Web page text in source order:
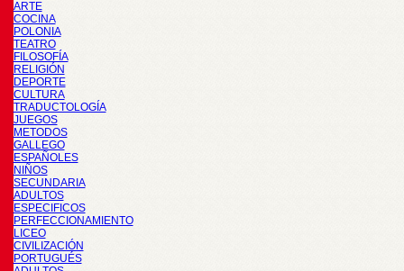
ARTE
COCINA
POLONIA
TEATRO
FILOSOFÍA
RELIGIÓN
DEPORTE
CULTURA
TRADUCTOLOGÍA
JUEGOS
METODOS
GALLEGO
ESPAÑOLES
NIÑOS
SECUNDARIA
ADULTOS
ESPECIFICOS
PERFECCIONAMIENTO
LICEO
CIVILIZACIÓN
PORTUGUÉS